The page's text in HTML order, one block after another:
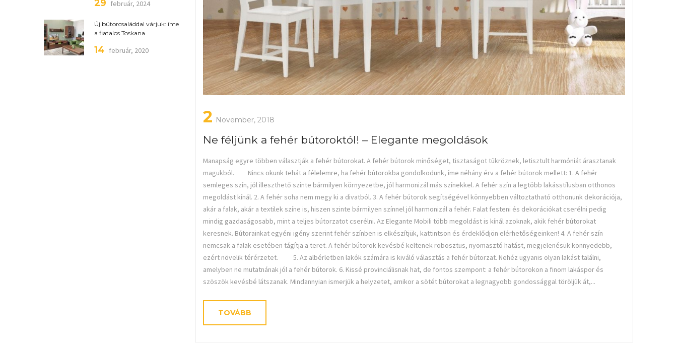
29 február, 2024
Új bútorcsaláddal várjuk: íme
a fiatalos Toskana
14 február, 2020
2 November, 2018
Ne féljünk a fehér bútoroktól! – Elegante megoldások
Manapság egyre többen választják a fehér bútorokat. A fehér bútorok minőséget, tisztaságot tükröznek, letisztult harmóniát árasztanak
magukból. Nincs okunk tehát a félelemre, ha fehér bútorokba gondolkodunk, íme néhány érv a fehér bútorok mellett: 1. A fehér
semleges szín, jól illeszthető szinte bármilyen környezetbe, jól harmonizál más színekkel. A fehér szín a legtöbb lakásstílusban otthonos
megoldást kínál. 2. A fehér soha nem megy ki a divatból. 3. A fehér bútorok segítségével könnyebben változtatható otthonunk dekorációja,
akár a falak, akár a textilek színe is, hiszen szinte bármilyen színnel jól harmonizál a fehér. Falat festeni és dekorációkat cserélni pedig
mindig gazdaságosabb, mint a teljes bútorzatot cserélni. Az Elegante Mobili több megoldást is kínál azoknak, akik fehér bútorokat
keresnek. Bútorainkat egyéni igény szerint fehér színben is elkészítjük, kattintson és érdeklődjön elérhetőségeinken! 4. A fehér szín
nemcsak a falak esetében tágítja a teret. A fehér bútorok kevésbé keltenek robosztus, nyomasztó hatást, megjelenésük könnyedebb,
ezért növelik térérzetet. 5. Az albérletben lakók számára is kiváló választás a fehér bútorzat. Nehéz ugyanis olyan lakást találni,
amelyben ne mutatnának jól a fehér bútorok. 6. Kissé provinciálisnak hat, de fontos szempont: a fehér bútorokon a finom lakáspor és
szöszök kevésbé látszanak. Mindannyian ismerjük a helyzetet, amikor a sötét bútorokat a legnagyobb gondossággal töröljük át,...
TOVÁBB